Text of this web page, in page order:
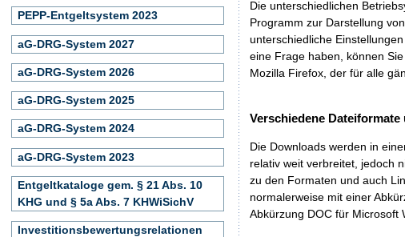
Die unterschiedlichen
Programm zur Darstellung
unterschiedliche
eine Frage haben, können
Mozilla Firefox, der für alle
Verschiedene
Die Downloads werden in
relativ weit verbreitet, jedoch
zu den Formaten und auch
normalerweise mit einer
Abkürzung DOC für Microsoft
PEPP-Entgeltsystem 2023
aG-DRG-System 2027
aG-DRG-System 2026
aG-DRG-System 2025
aG-DRG-System 2024
aG-DRG-System 2023
Entgeltkataloge gem. § 21 Abs. 10
KHG und § 5a Abs. 7 KHWiSichV
Investitionsbewertungsrelationen